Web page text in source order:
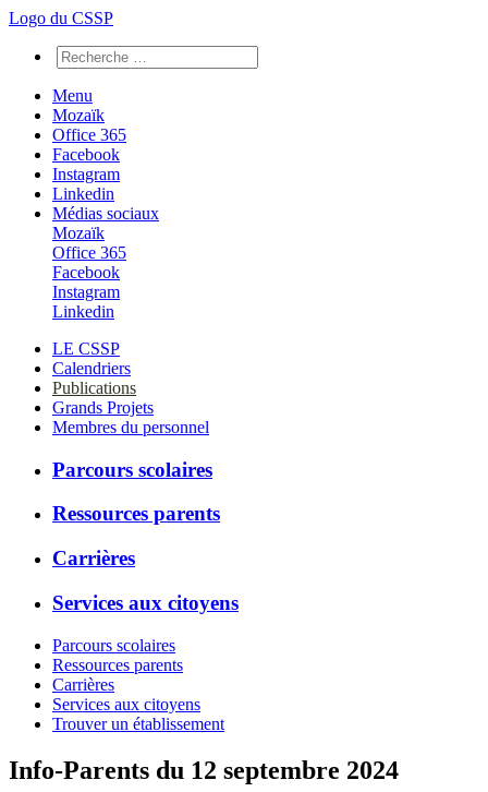
Logo du CSSP
Menu
Mozaïk
Office 365
Facebook
Instagram
Linkedin
Médias sociaux
Mozaïk
Office 365
Facebook
Instagram
Linkedin
LE CSSP
Calendriers
Publications
Grands Projets
Membres du personnel
Parcours scolaires
Ressources parents
Carrières
Services aux citoyens
Parcours scolaires
Ressources parents
Carrières
Services aux citoyens
Trouver un établissement
Info-Parents du 12 septembre 2024